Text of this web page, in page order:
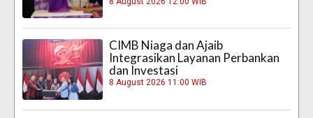
CIMB Niaga dan Ajaib
Integrasikan Layanan Perbankan
dan Investasi
8 August 2026 11:00 WIB